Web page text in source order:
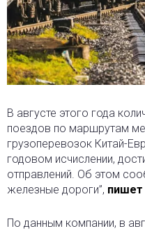
В августе этого года
поездов по маршрутам
грузоперевозок Китай-
годовом исчислении,
отправлений. Об этом
железные дороги”, пишет
По данным компании, в